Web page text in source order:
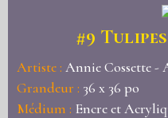
#9
Artiste : Annie Cossette -
Grandeur : 36 x 36 po
Médium : Encre et